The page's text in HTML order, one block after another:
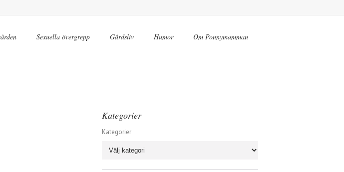
Sexuella övergrepp Gårdsliv Humor Om Ponnymamman
Kategorier
Kategorier